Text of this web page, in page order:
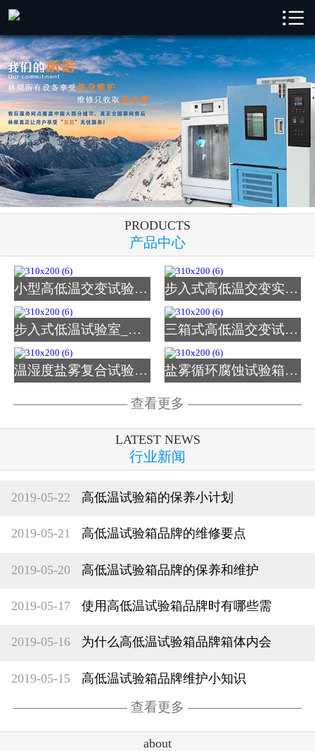
林频产品
成功案例
新闻中心
解决方案
关于林频
联系我们

PRODUCTS
产品中心
小型高低温交变试验箱_图 步入式高低温交变实验室
步入式低温试验室_图片 三箱式高低温交变试验箱
温湿度盐雾复合试验箱_图 盐雾循环腐蚀试验箱_图片
查看更多
LATEST NEWS
行业新闻
2019-05-22 高低温试验箱的保养小计划
2019-05-21 高低温试验箱品牌的维修要点
2019-05-20 高低温试验箱品牌的保养和维护
2019-05-17 使用高低温试验箱品牌时有哪些需
2019-05-16 为什么高低温试验箱品牌箱体内会
2019-05-15 高低温试验箱品牌维护小知识
查看更多
about